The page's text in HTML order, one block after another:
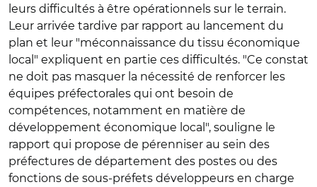
leurs difficultés à être opérationnels sur le terrain.
Leur arrivée tardive par rapport au lancement du
plan et leur "méconnaissance du tissu économique
local" expliquent en partie ces difficultés. "Ce constat
ne doit pas masquer la nécessité de renforcer les
équipes préfectorales qui ont besoin de
compétences, notamment en matière de
développement économique local", souligne le
rapport qui propose de pérenniser au sein des
préfectures de département des postes ou des
fonctions de sous-préfets développeurs en charge